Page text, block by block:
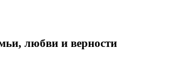
любви и верности